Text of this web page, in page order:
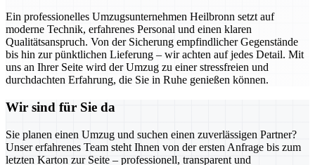
Ein professionelles Umzugsunternehmen Heilbronn setzt auf
moderne Technik, erfahrenes Personal und einen klaren
Qualitätsanspruch. Von der Sicherung empfindlicher Gegenstände
bis hin zur pünktlichen Lieferung – wir achten auf jedes Detail. Mit
uns an Ihrer Seite wird der Umzug zu einer stressfreien und
durchdachten Erfahrung, die Sie in Ruhe genießen können.
Wir sind für Sie da
Sie planen einen Umzug und suchen einen zuverlässigen Partner?
Unser erfahrenes Team steht Ihnen von der ersten Anfrage bis zum
letzten Karton zur Seite – professionell, transparent und